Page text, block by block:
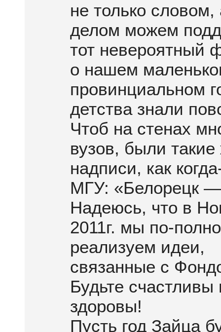
не только словом,
делом можем
тот невероятный
о нашем
провинциальном
детства знали
Чтоб на стенах
вузов, были
надписи, как
МГУ: «Белорецк
Надеюсь, что в
2011г. мы по-
реализуем идеи,
связанные с
Будьте счастливы
здоровы!
Пусть год Зайца